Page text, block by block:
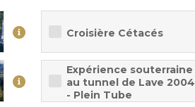
Croisière Cétacés
Expérience souterraine
au tunnel de Lave 2004
- Plein Tube